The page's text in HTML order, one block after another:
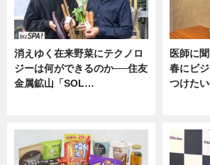
消えゆく在来野菜にテクノロ
ジーは何ができるのか──住友
金属鉱山「SOL…
医師に
春にビ
つけた